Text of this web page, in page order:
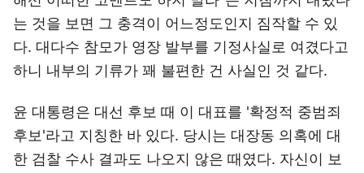
는 것을 보면 그 충격이 어느정도인지 짐작할 수 있
다. 대다수 참모가 영장 발부를 기정사실로 여겼다고
하니 내부의 기류가 꽤 불편한 건 사실인 것 같다.
윤 대통령은 대선 후보 때 이 대표를 '확정적 중범죄
후보'라고 지칭한 바 있다. 당시는 대장동 의혹에 대
한 검찰 수사 결과도 나오지 않은 때였다. 자신이 보